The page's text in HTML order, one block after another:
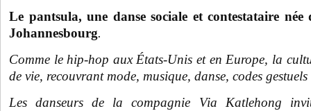
Le pantsula, une danse sociale et contestataire née
Johannesbourg.
Comme le hip-hop aux États-Unis et en Europe, la
de vie, recouvrant mode, musique, danse, codes
Les danseurs de la compagnie Via Katlehong